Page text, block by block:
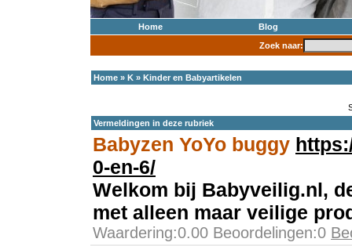
Home
Blog
Zoek naar:
Home » K » Kinder en Babyartikelen
Vermeldingen in deze rubriek
Babyzen YoYo buggy
0-en-6/
Welkom bij Babyveilig.nl,
met alleen maar veilige
Waardering:0.00 Beoordelingen:0